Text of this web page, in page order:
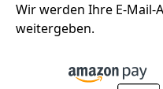
Wir werden Ihre E-Mail-
weitergeben.